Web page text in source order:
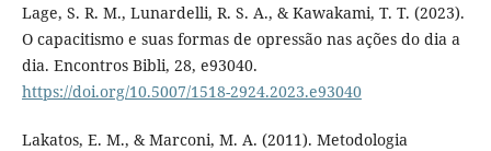
Lage, S. R. M., Lunardelli, R. S. A., & Kawakami, T. T. (2023).
O capacitismo e suas formas de opressão nas ações do dia a
dia. Encontros Bibli, 28, e93040.
https://doi.org/10.5007/1518-2924.2023.e93040
Lakatos, E. M., & Marconi, M. A. (2011). Metodologia